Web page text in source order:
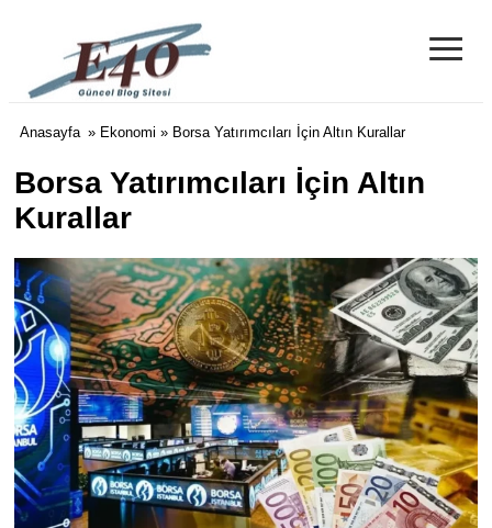
e40 Blog
≡
Anasayfa » Ekonomi » Borsa Yatırımcıları İçin Altın Kurallar
Borsa Yatırımcıları İçin Altın
Kurallar